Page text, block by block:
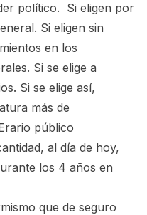
político. Si eligen por
Si eligen sin
en los
Si se elige a
Si se elige así,
más de
público
al día de hoy,
los 4 años en
que de seguro